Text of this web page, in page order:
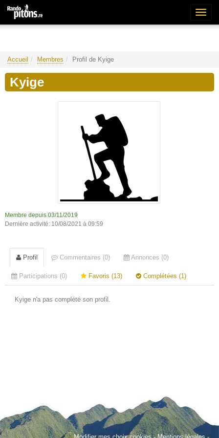
Accueil Membres Profil de Kyige
Kyige
Membre depuis 03/11/2019
Dernière activité: 10/08/2021 à 09:59
Profil Commentaires (0) Annonces (0)
Participations (0) Favoris (13) Complétées (1)
Kyige n'a pas complété son profil.